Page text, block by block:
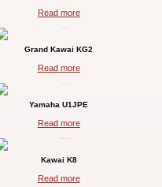
Read more
Grand Kawai KG2
Read more
Yamaha U1JPE
Read more
Kawai K8
Read more